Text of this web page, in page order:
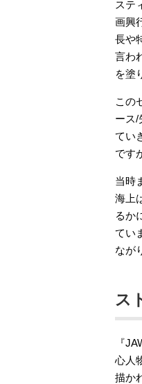
ステ
画興
長や
言わ
を塗
この
ース/
てい
です
当時
海上
るか
てい
なが
ス
『
心人
描か